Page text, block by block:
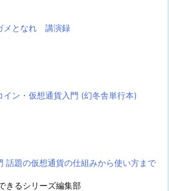
メとなれ 講演録
ン・仮想通貨入門 (幻冬舎単行本)
話題の仮想通貨の仕組みから使い方まで
きるシリーズ編集部